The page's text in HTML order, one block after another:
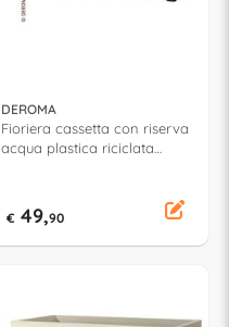
DEROMA
Fioriera cassetta con riserva
acqua plastica riciclata
€ 49,90